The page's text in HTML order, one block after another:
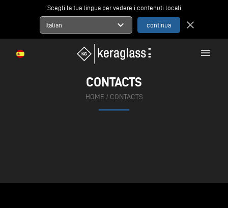
Scegli la tua lingua per vedere i contenuti locali
Italian expand_more close
menu
CONTACTS
HOME / CONTACTS